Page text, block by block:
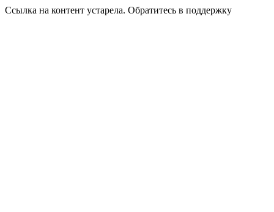
Ссылка на контент устарела. Обратитесь в поддержку